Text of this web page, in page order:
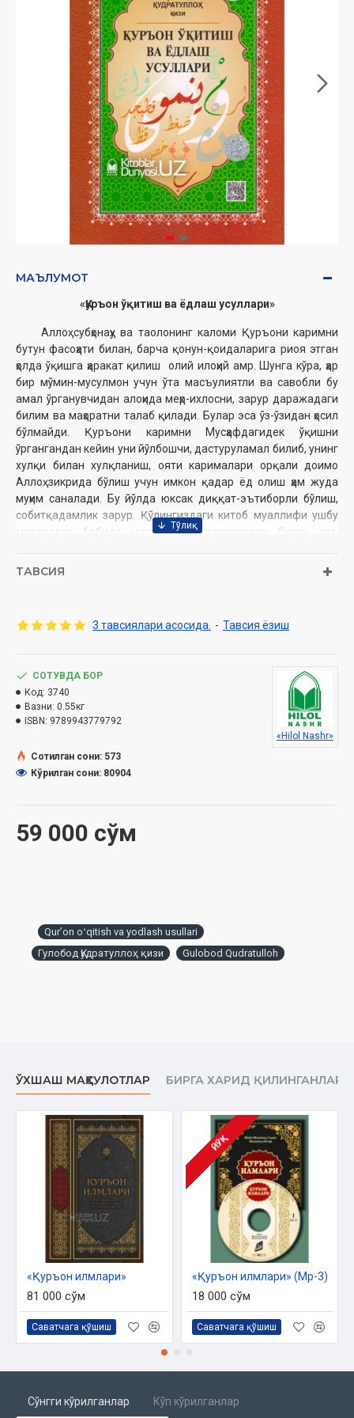
МАЪЛУМОТ
«Қуръон ўқитиш ва ёдлаш усуллари»
Аллоҳ субҳонаҳу ва таолонинг каломи Қуръони каримни
бутун фасоҳати билан, барча қонун-қоидаларига риоя этган
ҳолда ўқишга ҳаракат қилиш олий илоҳий амр. Шунга кўра, ҳар
бир мўмин-мусулмон учун ўта масъулиятли ва савобли бу
амал ўрганувчидан алоҳида меҳр-ихлосни, зарур даражадаги
билим ва маҳоратни талаб қилади. Булар эса ўз-ўзидан ҳосил
бўлмайди. Қуръони каримни Мусҳафдагидек ўқишни
ўргангандан кейин уни йўлбошчи, дастуруламал билиб, унинг
хулқи билан хулқланиш, ояти карималари орқали доимо
Аллоҳ зикрида бўлиш учун имкон қадар ёд олиш ҳам жуда
муҳим саналади. Бу йўлда юксак диққат-эътиборли бўлиш,
собитқадамлик зарур. Қўлингиздаги китоб муаллифи ушбу
масалалар бобида маслаҳат ва тавсиялари билан сиз,
Нашриёт:«Hilol-Nashr»
ISBN:978-9910-719-93-6
Ўлчами:70×100 1/16
Муқоваси:юмшоқ
Ўзбекистон Республикаси Вазирлар Маҳкамаси
ҳузуридаги Дин ишлари бўйича қўмитанинг 2023 йил 26
Тажвид илми ҳақида
Истеъло ва истифола ҳарфлари
Сонлар
Ҳаракатлар ва сукун
(алиф) ҳарфи
(бе) ҳарфи
Қалқала
(ДОЛ) ҳарфи
(жим) ҳарфи
(коф) ҳарфи
(то) ҳарфи
(те) ҳарфи
ТАВСИЯ
3 тавсиялари асосида. - Тавсия ёзиш
59 000 сўм
СОТУВДА БОР
Код: 3740
Вазни: 0.55кг
ISBN: 9789943779792
«Hilol Nashr»
Сотилган сони: 573
Кўрилган сони: 80904
Qurʼon oʻqitish va yodlash usullari
Гулобод Қудратуллоҳ қизи
Gulobod Qudratulloh
ЎХШАШ МАҲСУЛОТЛАР БИРГА ХАРИД ҚИЛИНГАНЛАР
«Қуръон илмлари»
81 000 сўм
Саватчага қўшиш
ЙЎҚ
«Қуръон илмлари» (Мp-3)
18 000 сўм
Саватчага қўшиш
Сўнгги кўрилганлар Кўп кўрилганлар